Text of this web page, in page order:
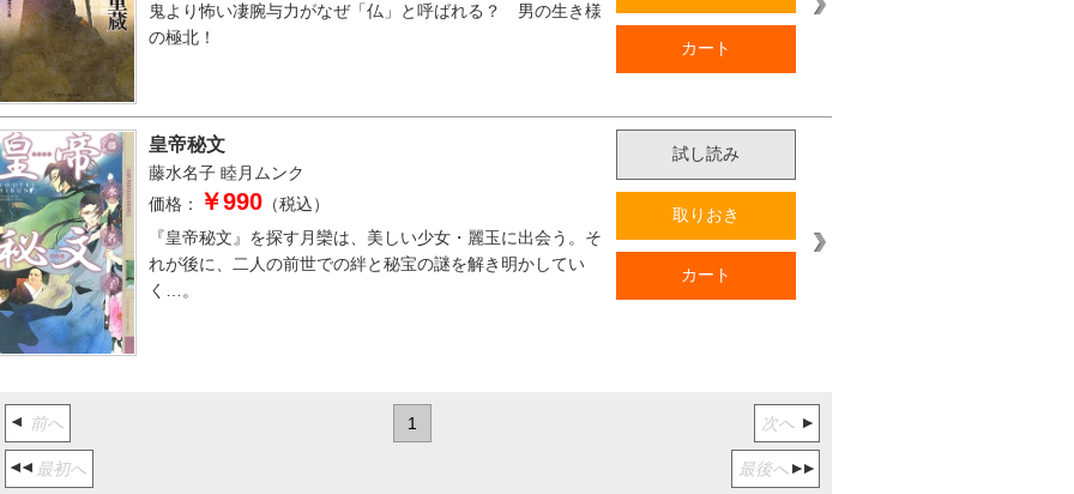
カート
鬼より怖い凄腕与力がなぜ「仏」と呼ばれる？ 男の生き様
の極北！
皇帝秘文
藤水名子 睦月ムンク
価格：
￥990 （税込）
試し読み
取りおき
カート
『皇帝秘文』を探す月欒は、美しい少女・麗玉に出会う。そ
れが後に、二人の前世での絆と秘宝の謎を解き明かしてい
く…。
最初へ
前へ 1 次へ
最後へ